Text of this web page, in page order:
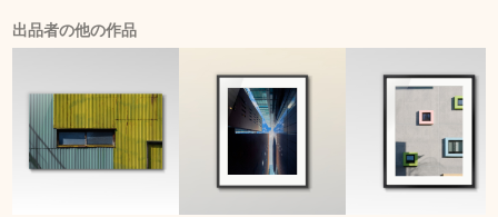
出品者の他の作品